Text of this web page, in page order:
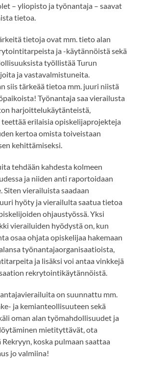
– yliopisto ja työnantaja – saavat
tietoa.
tietoja ovat mm. tieto alan
ja -käytännöistä sekä
työllistää Turun
ja vastavalmistuneita.
siis tärkeää tietoa mm. juuri niistä
Työnantaja saa vierailusta
harjoittelukäytänteistä,
erilaisia opiskelijaprojekteja
kertoa omista toiveistaan
kehittämiseksi.
tehdään kahdesta kolmeen
ja niiden anti raportoidaan
vierailuista saadaan
hyöty ja vierailulta saatua tietoa
ohjaustyössä. Yksi
vierailuiden hyödystä on, kun
osaa ohjata opiskelijaa hakemaan
työnantajaorganisaatioista,
ja lisäksi voi antaa vinkkejä
rekrytointikäytännöistä.
on suunnattu mm.
ja kemianteollisuuteen sekä
oman alan työmahdollisuudet ja
mietityttävät, ota
koska pulmaan saattaa
jo valmiina!